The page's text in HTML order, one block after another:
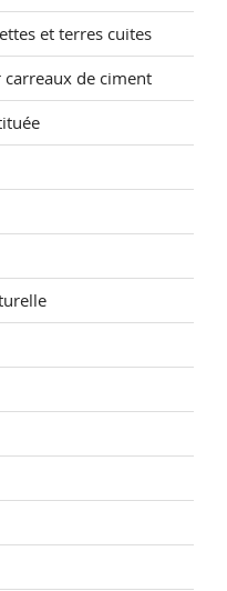
et terres cuites
carreaux de ciment